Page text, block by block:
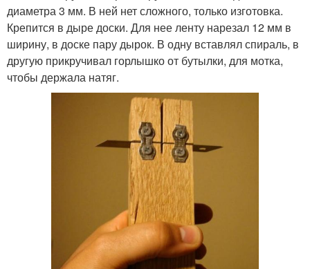
диаметра 3 мм. В ней нет сложного, только изготовка.
Крепится в дыре доски. Для нее ленту нарезал 12 мм в
ширину, в доске пару дырок. В одну вставлял спираль, в
другую прикручивал горлышко от бутылки, для мотка,
чтобы держала натяг.